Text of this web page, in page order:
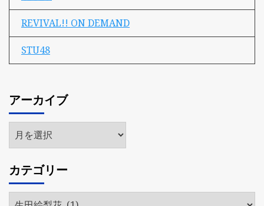
REVIVAL!! ON DEMAND
STU48
アーカイブ
ア
ー
イ
ブ
カテゴリー
カ